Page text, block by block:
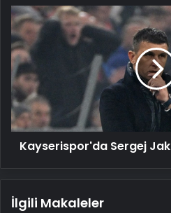
Kayserispor'da
Sergej
Jakirovic
dönemi
başladı
Kayserispor'da Sergej
İlgili Makaleler